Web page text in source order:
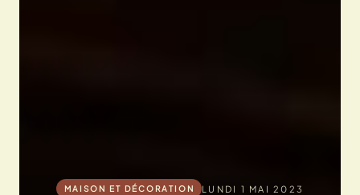
MAISON ET DÉCORATION LUNDI 1 MAI 2023